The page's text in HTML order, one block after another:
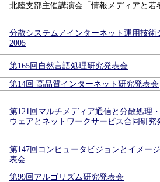
北陸支部主催講演会「情報メディアと若
分散システム／インターネット運用技術
2005
第165回自然言語処理研究発表会
第14回 高品質インターネット研究発表会
第121回マルチメディア通信と分散処理
ウェアとネットワークサービス合同研究
第147回コンピュータビジョンとイメー
表会
第99回アルゴリズム研究発表会